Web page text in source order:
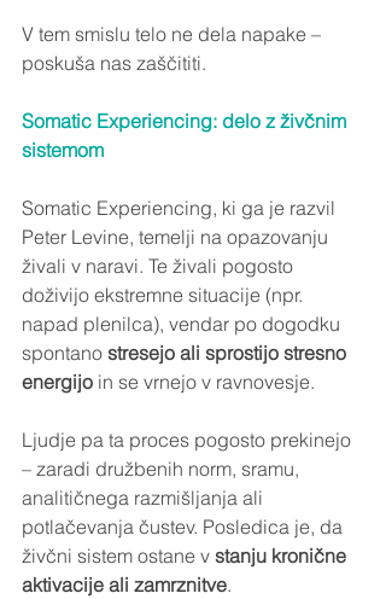
V tem smislu telo ne dela napake –
poskuša nas zaščititi.
Somatic Experiencing: delo z živčnim
sistemom
Somatic Experiencing, ki ga je razvil
Peter Levine, temelji na opazovanju
živali v naravi. Te živali pogosto
doživijo ekstremne situacije (npr.
napad plenilca), vendar po dogodku
spontano stresejo ali sprostijo stresno
energijo in se vrnejo v ravnovesje.
Ljudje pa ta proces pogosto prekinejo
– zaradi družbenih norm, sramu,
analitičnega razmišljanja ali
potlačevanja čustev. Posledica je, da
živčni sistem ostane v stanju kronične
aktivacije ali zamrznitve.